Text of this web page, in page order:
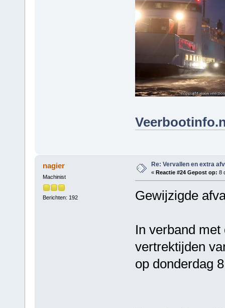
nagier
Machinist
Berichten: 192
Re: Vervallen en extra
« Reactie #24 Gepost op: 8
Gewijzigde
In verband
vertrektijden
op donderdag